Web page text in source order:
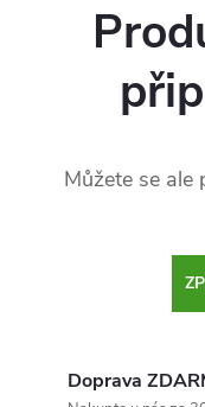
Můžete se ale
Doprava